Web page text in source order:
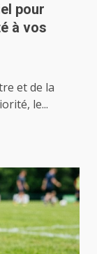
pour
à vos
et de la
le...